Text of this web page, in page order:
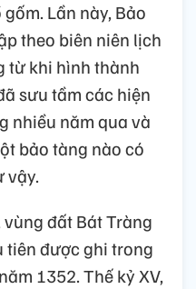
Lần này, Bảo
theo biên niên lịch
từ khi hình thành
sưu tầm các hiện
nhiều năm qua và
bảo tàng nào có
vậy.
đất Bát Tràng
tiên được ghi trong
1352. Thế kỷ XV,